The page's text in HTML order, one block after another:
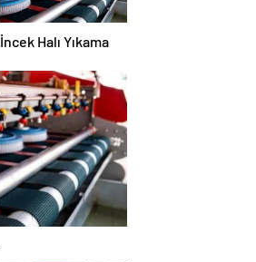
İncek Halı Yıkama